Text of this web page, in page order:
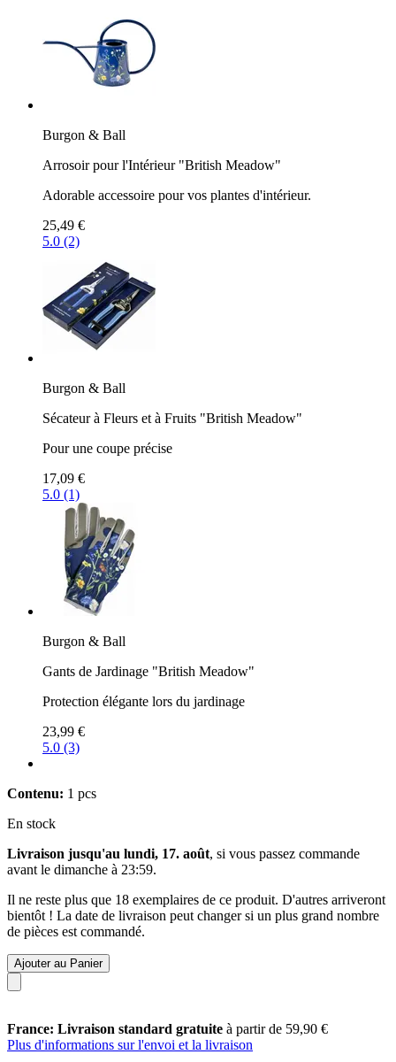
Burgon & Ball
Arrosoir pour l'Intérieur "British Meadow"
Adorable accessoire pour vos plantes d'intérieur.
25,49 €
5.0 (2)
Burgon & Ball
Sécateur à Fleurs et à Fruits "British Meadow"
Pour une coupe précise
17,09 €
5.0 (1)
Burgon & Ball
Gants de Jardinage "British Meadow"
Protection élégante lors du jardinage
23,99 €
5.0 (3)
Contenu: 1 pcs
En stock
Livraison jusqu'au lundi, 17. août, si vous passez commande
avant le dimanche à 23:59.
Il ne reste plus que 18 exemplaires de ce produit. D'autres arriveront
bientôt ! La date de livraison peut changer si un plus grand nombre
de pièces est commandé.
Ajouter au Panier
France: Livraison standard gratuite à partir de 59,90 €
Plus d'informations sur l'envoi et la livraison